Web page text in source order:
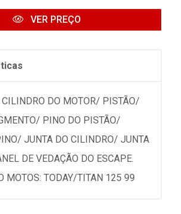
VER PREÇO
CILINDRO DO MOTOR/ PISTÃO/
PINO DO PISTÃO/
JUNTA DO CILINDRO/ JUNTA
DE VEDAÇÃO DO ESCAPE.
MOTOS: TODAY/TITAN 125 99